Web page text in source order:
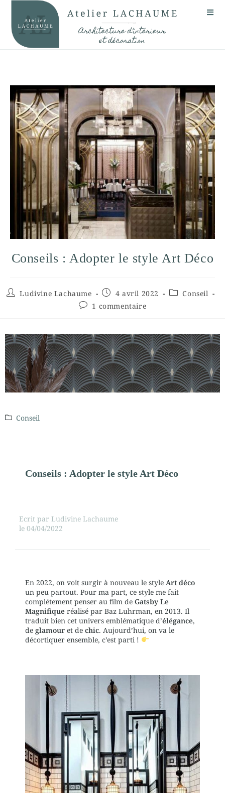
Conseils : Adopter le style Art Déco
Ludivine Lachaume 4 avril 2022
Conseil
1 commentaire
Conseil
Conseils : Adopter le style Art Déco
Ecrit par Ludivine Lachaume
le 04/04/2022
En 2022, on voit surgir à nouveau le style Art déco
un peu partout. Pour ma part, ce style me fait
complétement penser au film de Gatsby Le
Magnifique réalisé par Baz Luhrman, en 2013. Il
traduit bien cet univers emblématique d’élégance,
de glamour et de chic. Aujourd’hui, on va le
décortiquer ensemble, c’est parti !